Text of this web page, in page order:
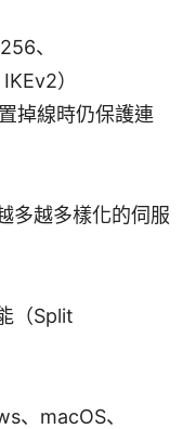
、
）
掉線時仍保護連
多越多樣化的伺服
（Split
、macOS、